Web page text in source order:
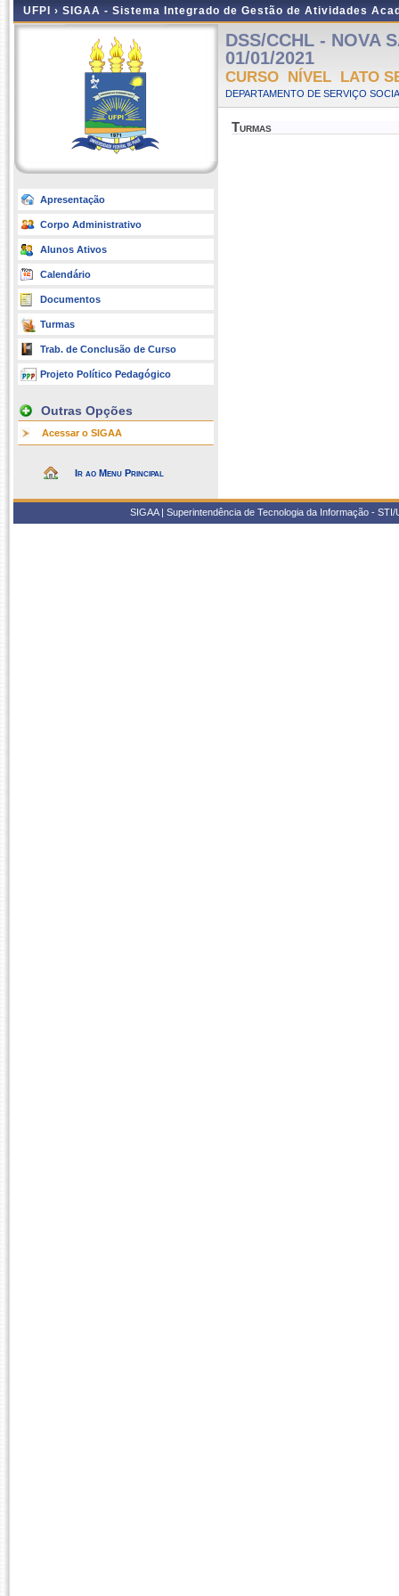
UFPI › SIGAA - Sistema Integrado de Gestão de Atividades
Apresentação
Corpo Administrativo
Alunos Ativos
Calendário
Documentos
Turmas
Trab. de Conclusão de Curso
Projeto Político Pedagógico
Outras Opções
Acessar o SIGAA
Ir ao Menu Principal
DSS/CCHL - NOVA
01/01/2021
CURSO NÍVEL LATO
DEPARTAMENTO DE SERVIÇO
Turmas
SIGAA | Superintendência de Tecnologia da Informação -